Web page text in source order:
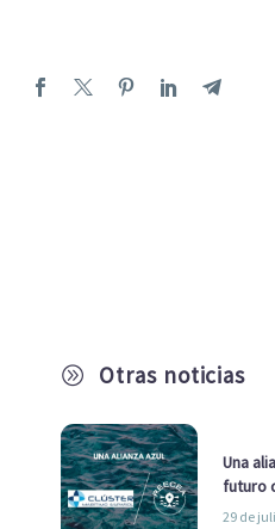
A Otras noticias
Una
futuro
29 de